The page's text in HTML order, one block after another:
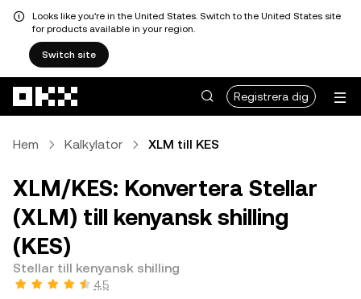
Looks like you're in the United States. Switch to the United States site
for products available in your region.
Switch site
Registrera dig
Hem Kalkylator XLM till KES
XLM/KES: Konvertera Stellar
(XLM) till kenyansk shilling
(KES)
Stellar till kenyansk shilling
4,5